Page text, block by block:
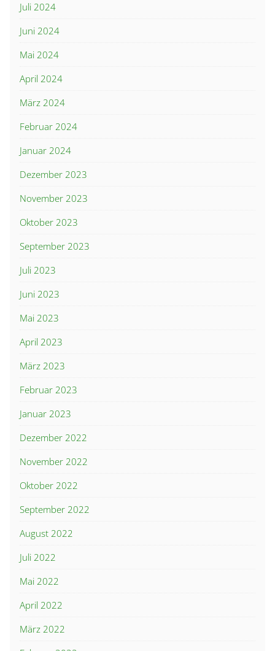
Juli 2024
Juni 2024
Mai 2024
April 2024
März 2024
Februar 2024
Januar 2024
Dezember 2023
November 2023
Oktober 2023
September 2023
Juli 2023
Juni 2023
Mai 2023
April 2023
März 2023
Februar 2023
Januar 2023
Dezember 2022
November 2022
Oktober 2022
September 2022
August 2022
Juli 2022
Mai 2022
April 2022
März 2022